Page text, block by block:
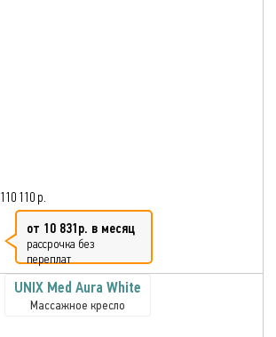
110 110 р.
от 10 831р. в месяц
рассрочка без
переплат
UNIX Med Aura White
Массажное кресло